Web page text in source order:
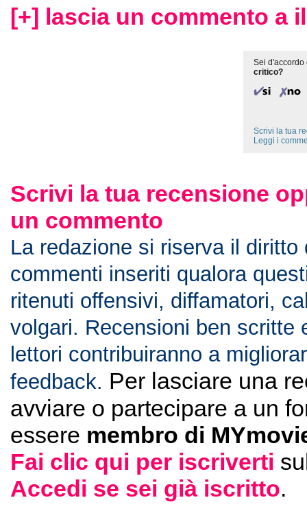
[+] lascia un commento a
Sei
critico?
Scrivi la tua
Leggi i
Scrivi la tua recensione
un commento
La redazione si riserva il diritto
commenti inseriti qualora
ritenuti offensivi, diffamatori,
volgari. Recensioni ben scritte
lettori contribuiranno a
feedback. Per lasciare una
avviare o partecipare a un
essere membro di
Fai clic qui per iscriverti
Accedi se sei già iscritto.